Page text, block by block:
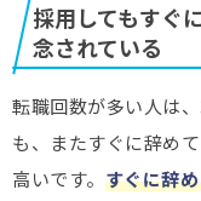
採用してもすぐ
念されている
転職回数が多い人は
も、またすぐに辞め
高いです。 すぐに辞